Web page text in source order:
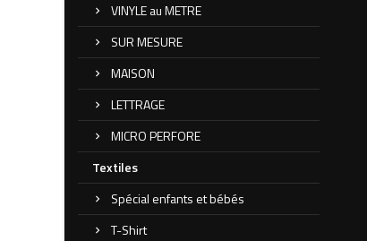
VINYLE au METRE
SUR MESURE
MAISON
LETTRAGE
MICRO PERFORE
Textiles
Spécial enfants et bébés
T-Shirt